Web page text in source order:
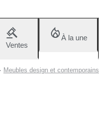
Ventes
À la une
Meubles design et contemporains